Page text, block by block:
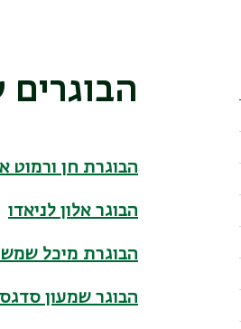
הבוגרים
הבוגרת חן ורמוט
הבוגר אלון לניאדו
הבוגרת מיכל שמש
הבוגר שמעון